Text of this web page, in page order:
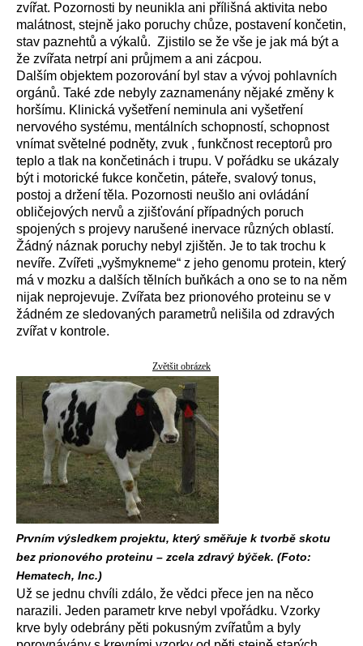
zvířat. Pozornosti by neunikla ani přílišná aktivita nebo
malátnost, stejně jako poruchy chůze, postavení končetin,
stav paznehtů a výkalů. Zjistilo se že vše je jak má být a
že zvířata netrpí ani průjmem a ani zácpou.
Dalším objektem pozorování byl stav a vývoj pohlavních
orgánů. Také zde nebyly zaznamenány nějaké změny k
horšímu. Klinická vyšetření neminula ani vyšetření
nervového systému, mentálních schopností, schopnost
vnímat světelné podněty, zvuk , funkčnost receptorů pro
teplo a tlak na končetinách i trupu. V pořádku se ukázaly
být i motorické fukce končetin, páteře, svalový tonus,
postoj a držení těla. Pozornosti neušlo ani ovládání
obličejových nervů a zjišťování případných poruch
spojených s projevy narušené inervace různých oblastí.
Žádný náznak poruchy nebyl zjištěn. Je to tak trochu k
nevíře. Zvířeti „vyšmykneme“ z jeho genomu protein, který
má v mozku a dalších tělních buňkách a ono se to na něm
nijak neprojevuje. Zvířata bez prionového proteinu se v
žádném ze sledovaných parametrů nelišila od zdravých
zvířat v kontrole.
Zvětšit obrázek
Prvním výsledkem projektu, který směřuje k tvorbě skotu
bez prionového proteinu – zcela zdravý býček. (Foto:
Hematech, Inc.)
Už se jednu chvíli zdálo, že vědci přece jen na něco
narazili. Jeden parametr krve nebyl vpořádku. Vzorky
krve byly odebrány pěti pokusným zvířatům a byly